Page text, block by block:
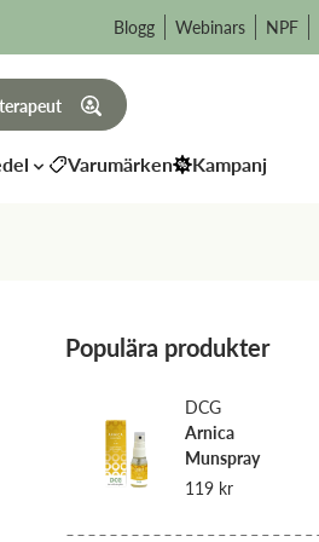
Blogg Webinars NPF
Varumärken Kampanj
Populära produkter
DCG
Arnica
Munspray
119 kr